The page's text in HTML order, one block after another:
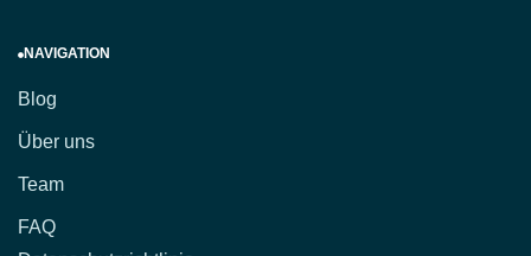
NAVIGATION
Blog
Über uns
Team
FAQ